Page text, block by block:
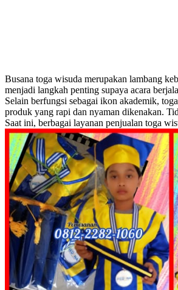
Busana toga wisuda merupakan lambang
menjadi langkah penting supaya acara
Selain berfungsi sebagai ikon akademik,
produk yang rapi dan nyaman dikenakan.
Saat ini, berbagai layanan penjualan toga